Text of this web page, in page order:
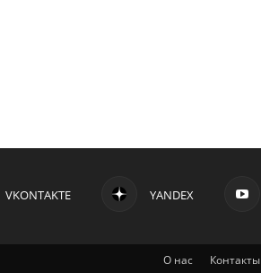
VKONTAKTE YANDEX
О нас Контакты